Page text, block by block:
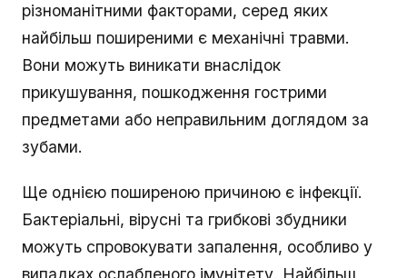
різноманітними факторами, серед яких
найбільш поширеними є механічні травми.
Вони можуть виникати внаслідок
прикушування, пошкодження гострими
предметами або неправильним доглядом за
зубами.
Ще однією поширеною причиною є інфекції.
Бактеріальні, вірусні та грибкові збудники
можуть спровокувати запалення, особливо у
випадках ослабленого імунітету. Найбільш